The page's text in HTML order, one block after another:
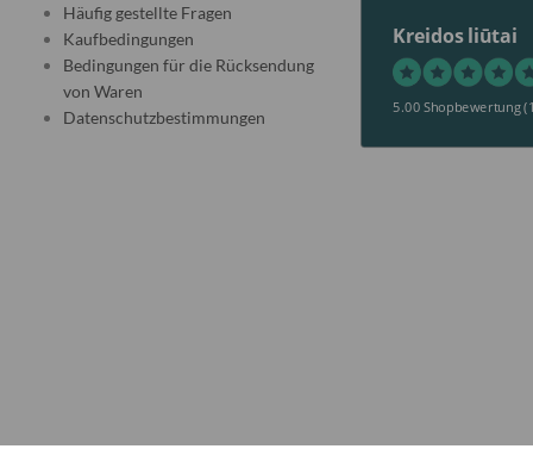
Häufig gestellte Fragen
Kaufbedingungen
Bedingungen für die Rücksendung
von Waren
Datenschutzbestimmungen
Kreidos liūtai
5.00 Shopbewertung